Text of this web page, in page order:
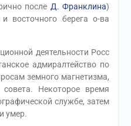
после Д. Франклина)
восточного берега о-ва
деятельности Росс
адмиралтейство по
земного магнетизма,
Некоторое время
службе, затем
умер.